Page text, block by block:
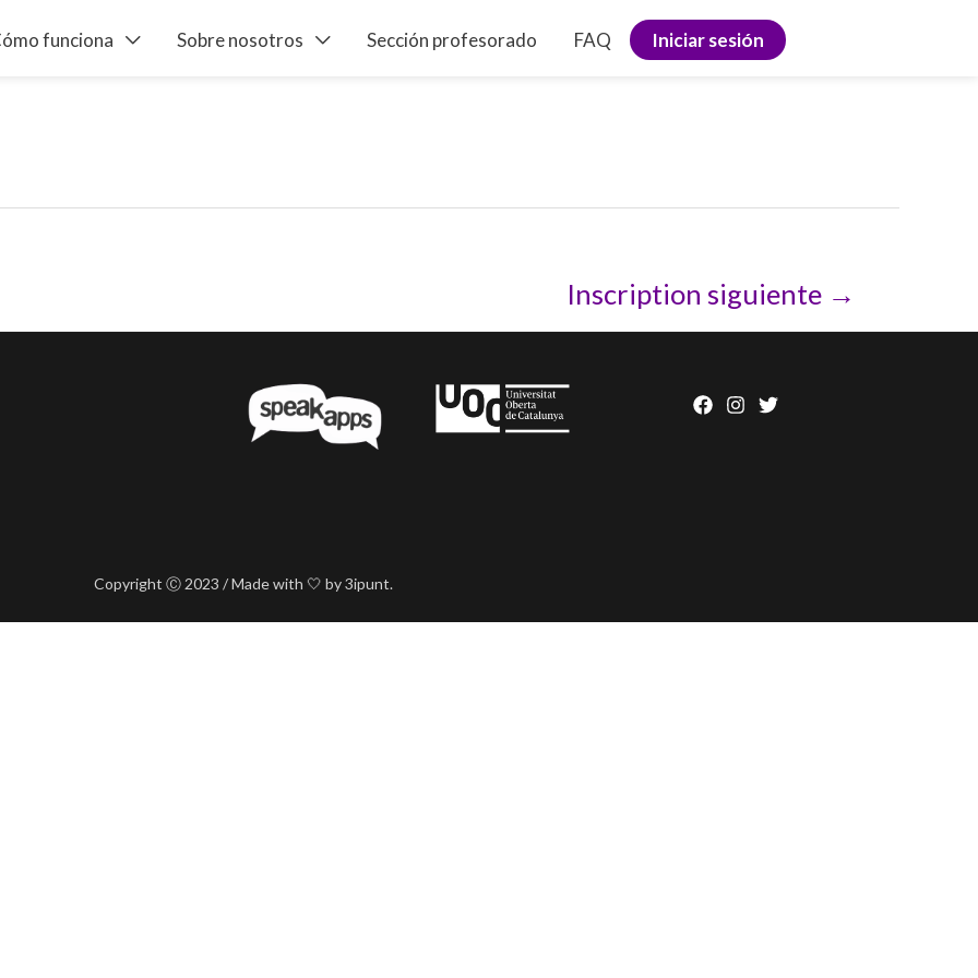
funciona Sobre nosotros Sección profesorado FAQ Iniciar sesión
Inscription siguiente →
Copyright Ⓒ 2023 / Made with 🤍 by 3ipunt.